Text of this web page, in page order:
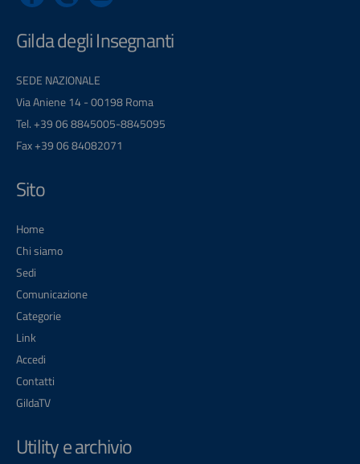
Gilda degli Insegnanti
SEDE NAZIONALE
Via Aniene 14 - 00198 Roma
Tel. +39 06 8845005-8845095
Fax +39 06 84082071
Sito
Home
Chi siamo
Sedi
Comunicazione
Categorie
Link
Accedi
Contatti
GildaTV
Utility e archivio